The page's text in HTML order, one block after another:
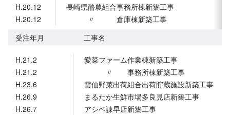
H.20.12
長崎県酪農組合事務所棟新築工事
H.20.12
〃 倉庫棟新築工事
受注年月 工事名
H.21.2
愛菜ファーム作業棟新築工事
H.21.2
〃 事務所棟新築工事
H.23.6
雲仙野菜出荷組合出荷貯蔵施設新築工事
H.26.9
まるたか生鮮市場多良見店新築工事
H.26.7
アシベ諌早店新築工事